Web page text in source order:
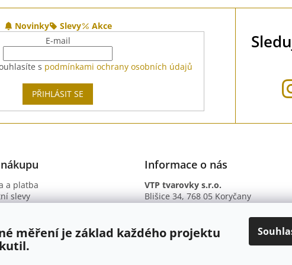
měření je základ každého projektu
Novinky Slevy
Akce
E-mail
s podmínkami ochrany osobních údajů
PŘIHLÁSIT SE
a platba
slevy
ochrany osobních údajů
Informace o nás
VTP tvarovky s.r.o.
Blišice 34, 768 05 Koryčany
B. ú.: 2301934375/2010 (Fio banka)